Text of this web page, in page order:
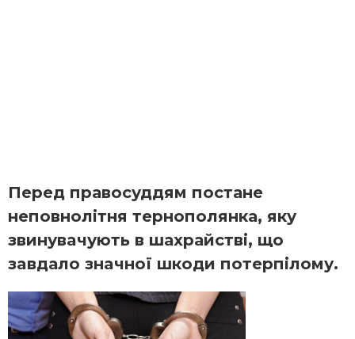
Перед правосуддям постане
неповнолітня тернополянка, яку
звинувaчують в шахрайстві, що
зaвдало знaчної шкоди потeрпілому.